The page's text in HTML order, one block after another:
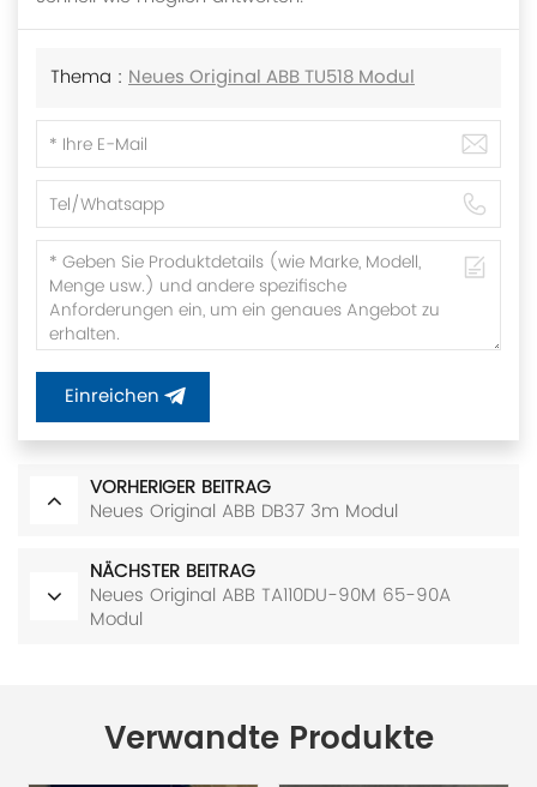
Thema : Neues Original ABB TU518 Modul
Einreichen
VORHERIGER BEITRAG
Neues Original ABB DB37 3m Modul
NÄCHSTER BEITRAG
Neues Original ABB TA110DU-90M 65-90A
Modul
Verwandte Produkte